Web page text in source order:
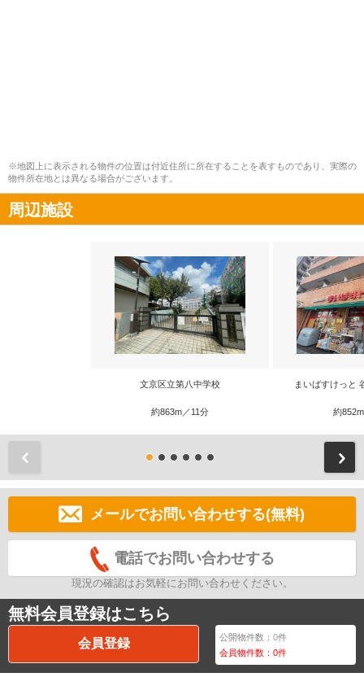
※地図上に表示される物件の位置は付近住所に所在することを表すものであり、実際の
物件所在地とは異なる場合がございます。
周辺施設
文京区立第八中学校
約863m／11分
まいばすけっと
約
メールでお問い合わせする(無料)
電話でお問い合わせする
現況の確認はお気軽にお問い合わせください。
無料会員登録はこちら
会員登録 公開物件数：0件
会員物件数：0件